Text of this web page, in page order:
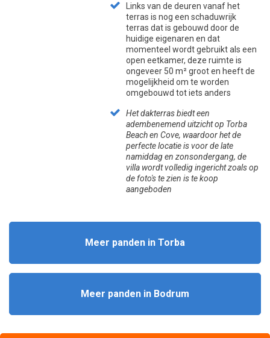
Links van de deuren vanaf het
terras is nog een schaduwrijk
terras dat is gebouwd door de
huidige eigenaren en dat
momenteel wordt gebruikt als een
open eetkamer, deze ruimte is
ongeveer 50 m² groot en heeft de
mogelijkheid om te worden
omgebouwd tot iets anders
Het dakterras biedt een
adembenemend uitzicht op Torba
Beach en Cove, waardoor het de
perfecte locatie is voor de late
namiddag en zonsondergang, de
villa wordt volledig ingericht zoals op
de foto's te zien is te koop
aangeboden
Meer panden in Torba
Meer panden in Bodrum